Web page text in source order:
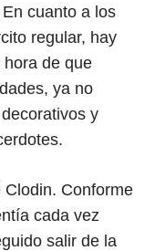
cuanto a los
regular, hay
de que
ya no
y
Conforme
cada vez
salir de la